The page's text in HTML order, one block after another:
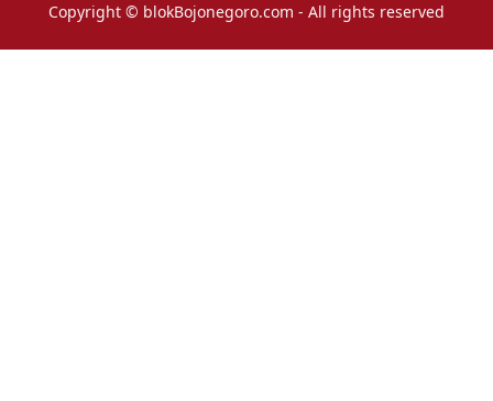
Copyright © blokBojonegoro.com - All rights reserved